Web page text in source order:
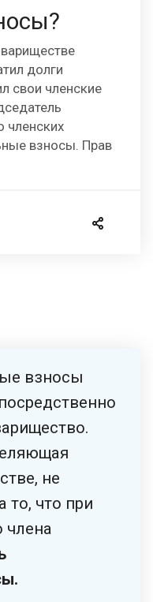
долги
свои членские
членских
взносы. Прав
взносы
не
то, что при
члена